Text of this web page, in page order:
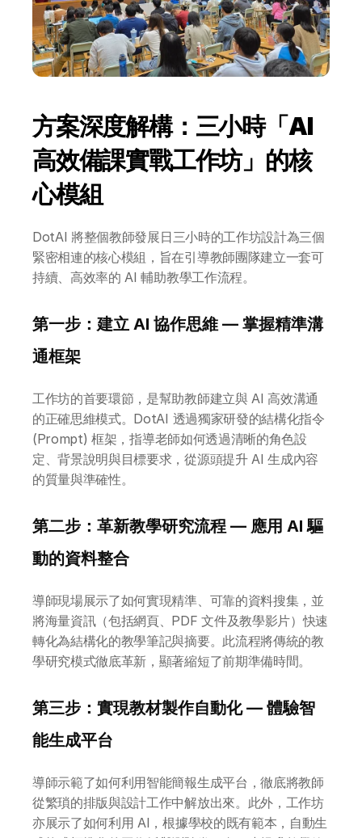
方案深度解構：三小時「AI
高效備課實戰工作坊」的核
心模組
DotAI 將整個教師發展日三小時的工作坊設計為三個
緊密相連的核心模組，旨在引導教師團隊建立一套可
持續、高效率的 AI 輔助教學工作流程。
第一步：建立 AI 協作思維 — 掌握精準溝
通框架
工作坊的首要環節，是幫助教師建立與 AI 高效溝通
的正確思維模式。DotAI 透過獨家研發的結構化指令
(Prompt) 框架，指導老師如何透過清晰的角色設
定、背景說明與目標要求，從源頭提升 AI 生成內容
的質量與準確性。
第二步：革新教學研究流程 — 應用 AI 驅
動的資料整合
導師現場展示了如何實現精準、可靠的資料搜集，並
將海量資訊（包括網頁、PDF 文件及教學影片）快速
轉化為結構化的教學筆記與摘要。此流程將傳統的教
學研究模式徹底革新，顯著縮短了前期準備時間。
第三步：實現教材製作自動化 — 體驗智
能生成平台
導師示範了如何利用智能簡報生成平台，徹底將教師
從繁瑣的排版與設計工作中解放出來。此外，工作坊
亦展示了如何利用 AI，根據學校的既有範本，自動生